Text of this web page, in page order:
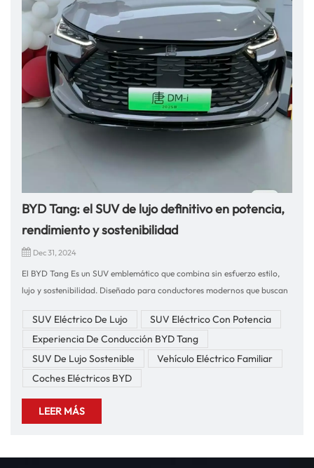
BYD Tang: el SUV de lujo definitivo en potencia,
rendimiento y sostenibilidad
Dec 31, 2024
El BYD Tang Es un SUV emblemático que combina sin esfuerzo estilo,
lujo y sostenibilidad. Diseñado para conductores modernos que buscan
cualquiera que busque experimentar tecnología de vanguardia, una
potente dinámica de conducción y un confort excepcional. En nuestra
empresa, nos especializamos en exportar vehículos y repuestos
automotrices de alta calidad, con más de 10 años de experiencia en el
como parte de nuestra línea.Impresiones de conducción: comodidad y
rendimientoEl BYD Tang es un SUV que cumple en todos los frentes.
vehículo ofrece una experiencia de conducción insuperable. Tan pronto
SUV Eléctrico De Lujo
SUV Eléctrico Con Potencia
Experiencia De Conducción BYD Tang
SUV De Lujo Sostenible
Vehículo Eléctrico Familiar
Coches Eléctricos BYD
LEER MÁS